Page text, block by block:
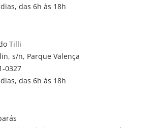
das 6h às 18h
Tilli
s/n, Parque Valença
0327
das 6h às 18h